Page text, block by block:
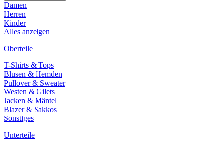
Damen
Herren
Kinder
Alles anzeigen
Oberteile
T-Shirts & Tops
Blusen & Hemden
Pullover & Sweater
Westen & Gilets
Jacken & Mäntel
Blazer & Sakkos
Sonstiges
Unterteile